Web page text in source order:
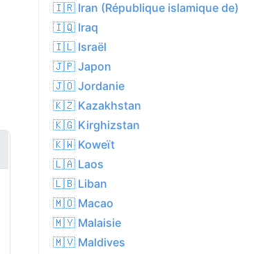
🇮🇷 Iran (République islamique de)
🇮🇶 Iraq
🇮🇱 Israël
🇯🇵 Japon
🇯🇴 Jordanie
🇰🇿 Kazakhstan
🇰🇬 Kirghizstan
🇰🇼 Koweït
🇱🇦 Laos
🇱🇧 Liban
🇲🇴 Macao
🇲🇾 Malaisie
🇲🇻 Maldives